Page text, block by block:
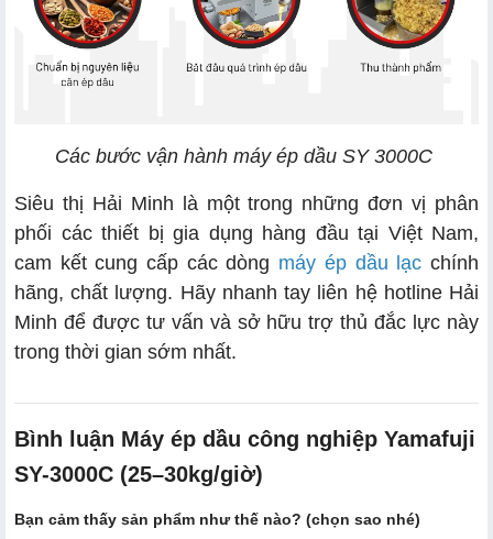
Các bước vận hành máy ép dầu SY 3000C
Siêu thị Hải Minh là một trong những đơn vị phân
phối các thiết bị gia dụng hàng đầu tại Việt Nam,
cam kết cung cấp các dòng máy ép dầu lạc chính
hãng, chất lượng. Hãy nhanh tay liên hệ hotline Hải
Minh để được tư vấn và sở hữu trợ thủ đắc lực này
trong thời gian sớm nhất.
Bình luận Máy ép dầu công nghiệp Yamafuji
SY-3000C (25–30kg/giờ)
Bạn cảm thấy sản phẩm như thế nào? (chọn sao nhé)